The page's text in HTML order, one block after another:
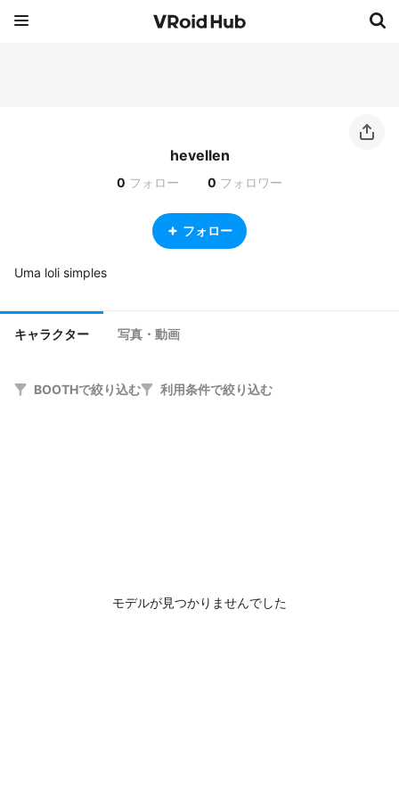
hevellen
0 フォロー 0 フォロワー
フォロー
Uma loli simples
キャラクター 写真・動画
BOOTHで絞り込む 利用条件で絞り込む
モデルが見つかりませんでした